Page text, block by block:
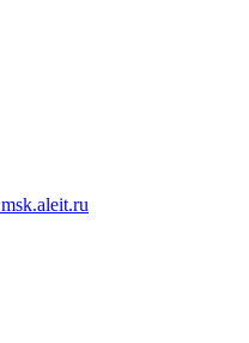
msk.aleit.ru